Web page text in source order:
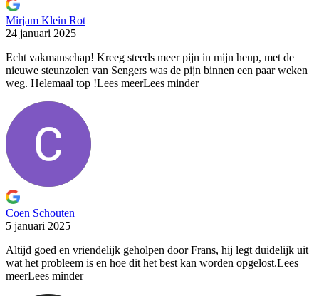
Mirjam Klein Rot
24 januari 2025
Echt vakmanschap! Kreeg steeds meer pijn in mijn heup, met de
nieuwe steunzolen van Sengers was de pijn binnen een paar weken
weg. Helemaal top !Lees meerLees minder
Coen Schouten
5 januari 2025
Altijd goed en vriendelijk geholpen door Frans, hij legt duidelijk uit
wat het probleem is en hoe dit het best kan worden opgelost.Lees
meerLees minder